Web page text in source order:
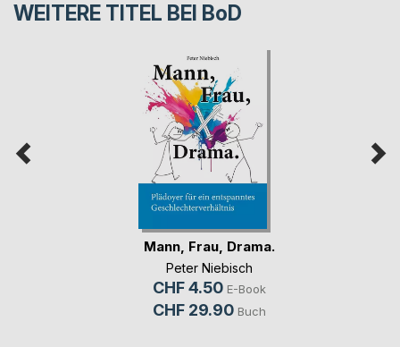
WEITERE TITEL BEI BoD
Mann, Frau, Drama.
Peter Niebisch
CHF 4.50 E-Book
CHF 29.90 Buch